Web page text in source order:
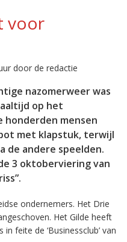
voor
door de redactie
nazomerweer was
op het
honderden mensen
met klapstuk, terwijl
de andere speelden.
3 oktoberviering van
ondernemers. Het Drie
Het Gilde heeft
feite de ‘Businessclub’ van